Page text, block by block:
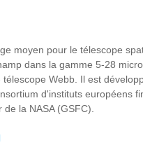
moyen pour le télescope
dans la gamme 5-28
Webb. Il est
d'instituts européens
la NASA (GSFC).